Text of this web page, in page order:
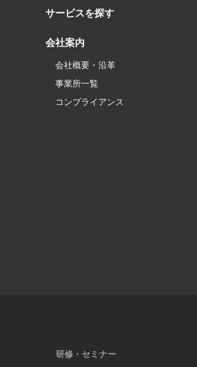
サービスを探す
会社案内
会社概要・沿革
事業所一覧
コンプライアンス
研修・セミナー